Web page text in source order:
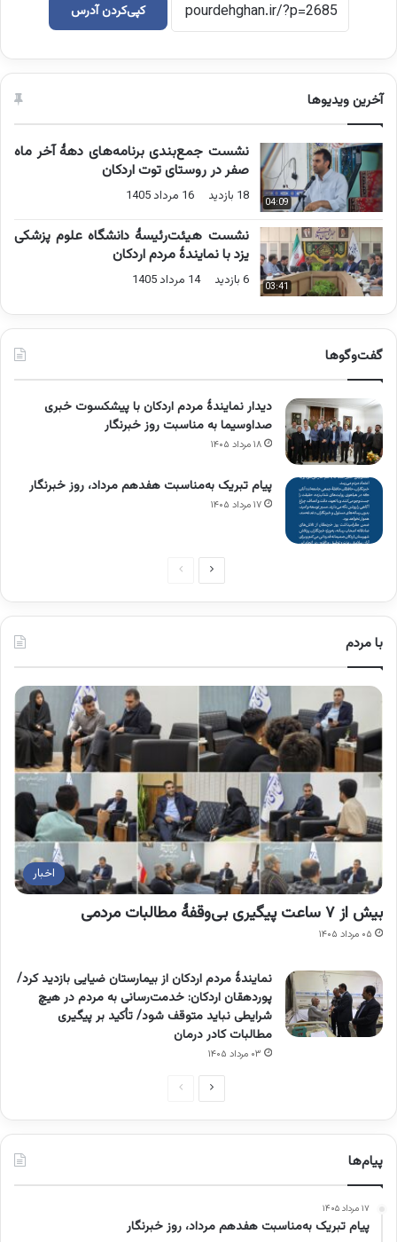
کپی‌کردن آدرس
آخرین ویدیوها
04:09
نشست جمع‌بندی برنامه‌های دهۀ آخر ماه
صفر در روستای توت اردکان
18 بازدید 16 مرداد 1405
03:41
نشست هیئت‌رئیسۀ دانشگاه علوم پزشکی
یزد با نمایندۀ مردم اردکان
6 بازدید 14 مرداد 1405
گفت‌وگوها
دیدار نمایندۀ مردم اردکان با پیشکسوت خبری
صداوسیما به مناسبت روز خبرنگار
۱۸ مرداد ۱۴۰۵
پیام تبریک به‌مناسبت هفدهم مرداد، روز خبرنگار
۱۷ مرداد ۱۴۰۵
صفحه
صفحه
با مردم
اخبار
بیش از ۷ ساعت پیگیری بی‌وقفۀ مطالبات مردمی
۰۵ مرداد ۱۴۰۵
نمایندۀ مردم اردکان از بیمارستان ضیایی بازدید کرد/
پوردهقان اردکان: خدمت‌رسانی به مردم در هیچ
شرایطی نباید متوقف شود/ تأکید بر پیگیری
مطالبات کادر درمان
۰۳ مرداد ۱۴۰۵
صفحه
صفحه
پیام‌ها
۱۷ مرداد ۱۴۰۵
پیام تبریک به‌مناسبت هفدهم مرداد، روز خبرنگار